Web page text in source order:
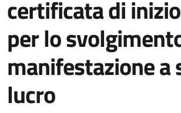
certificata di
per lo
manifestazione a
lucro